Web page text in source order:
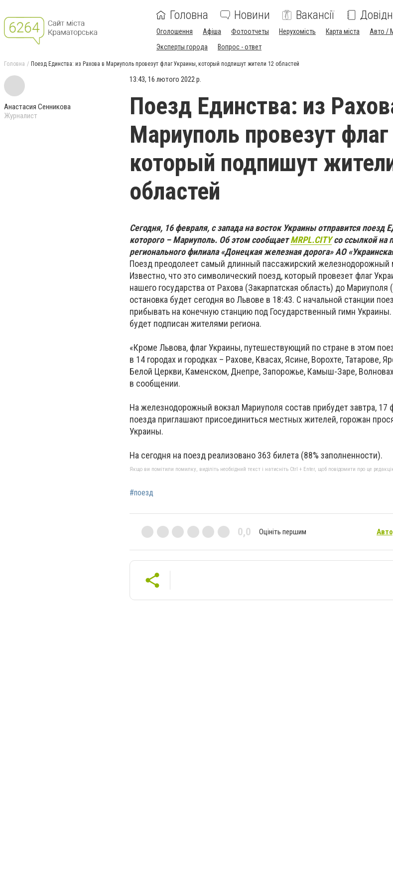
Головна Новини Вакансії
Оголошення Афіша Фотоотчеты Нерухомість Карта міста Авто /
Эксперты города
Вопрос - ответ
Головна Поезд Единства: из Рахова в Мариуполь провезут флаг Украины, который подпишут жители 12 областей
Анастасия Сенникова
Журналист
13:43, 16 лютого 2022 р.
Поезд Единства: из
Мариуполь провезут
который подпишут
областей
Сегодня, 16 февраля, с запада на восток Украины отправится поезд
которого – Мариуполь. Об этом сообщаетMRPL.CITYсо ссылкой на
регионального филиала «Донецкая железная дорога» АО
Поезд преодолеет самый длинный пассажирский железнодорожный
Известно, что это символический поезд, который провезет флаг
нашего государства от Рахова (Закарпатская область) до
остановка будет сегодня во Львове в 18:43. С начальной станции
прибывать на конечную станцию под Государственный гимн
будет подписан жителями региона.
«Кроме Львова, флаг Украины, путешествующий по стране в этом
в 14 городах и городках – Рахове, Квасах, Ясине, Ворохте, Татарове,
Белой Церкви, Каменском, Днепре, Запорожье, Камыш-Заре,
в сообщении.
На железнодорожный вокзал Мариуполя состав прибудет завтра, 17
поезда приглашают присоединиться местных жителей, горожан
Украины.
На сегодня на поезд реализовано 363 билета (88% заполненности).
Якщо ви помітили помилку, виділіть необхідний текст і натисніть Ctrl + Enter, щоб повідомити про це
#поезд
0,0 Оцініть першим